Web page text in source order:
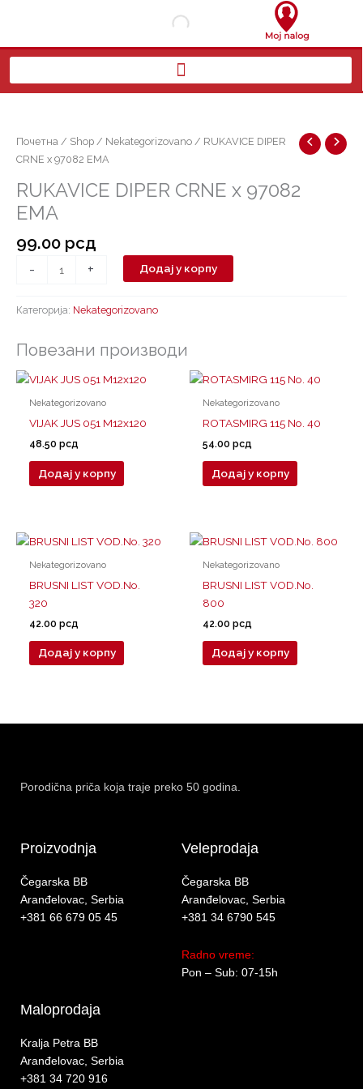
Почетна / Shop / Nekategorizovano / RUKAVICE DIPER
CRNE x 97082 EMA
RUKAVICE DIPER CRNE x 97082
EMA
99.00 рсд
-
CRNE
x
EMA
количина
+ Додај у корпу
Категорија: Nekategorizovano
Повезани производи
Nekategorizovano
VIJAK JUS 051 M12x120
48.50рсд
Додај у корпу
Nekategorizovano
ROTASMIRG 115 No. 40
54.00рсд
Додај у корпу
Nekategorizovano
BRUSNI LIST VOD.No.
320
42.00рсд
Додај у корпу
Nekategorizovano
BRUSNI LIST VOD.No.
800
42.00рсд
Додај у корпу
Porodična priča koja traje preko 50 godina.
Proizvodnja
Čegarska BB
Aranđelovac, Serbia
+381 66 679 05 45
Veleprodaja
Čegarska BB
Aranđelovac, Serbia
+381 34 6790 545
Radno vreme:
Pon – Sub: 07-15h
Maloprodaja
Kralja Petra BB
Aranđelovac, Serbia
+381 34 720 916